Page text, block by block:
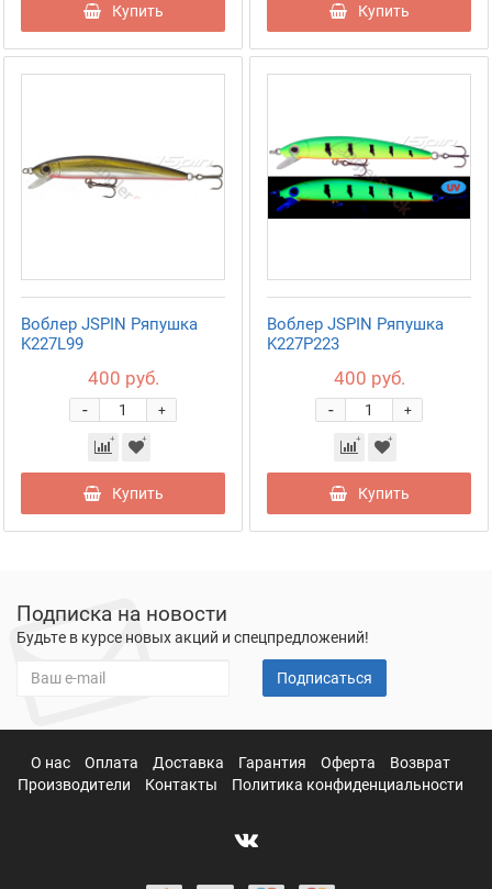
Купить Купить
Воблер JSPIN Ряпушка
K227L99
400 руб.
+
-
Купить
Воблер JSPIN Ряпушка
K227P223
400 руб.
+
-
Купить
Подписка на новости
Будьте в курсе новых акций и спецпредложений!
Подписаться
О нас Оплата Доставка Гарантия Оферта
Возврат
Производители
Контакты Политика конфиденциальности